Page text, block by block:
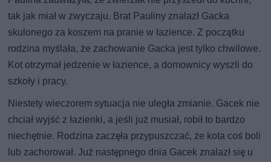
tak jak miał w zwyczaju. Brat Pauliny znalazł Gacka
skulonego za koszem na pranie w łazience. Z początku
rodzina myślała, że zachowanie Gacka jest tylko chwilowe.
Kot otrzymał jedzenie w łazience, a domownicy wyszli do
szkoły i pracy.
Niestety wieczorem sytuacja nie uległa zmianie. Gacek nie
chciał wyjść z łazienki, a jeśli już musiał, robił to bardzo
niechętnie. Rodzina zaczęła przypuszczać, że kota coś boli
lub zachorował. Już następnego dnia Gacek znalazł się u